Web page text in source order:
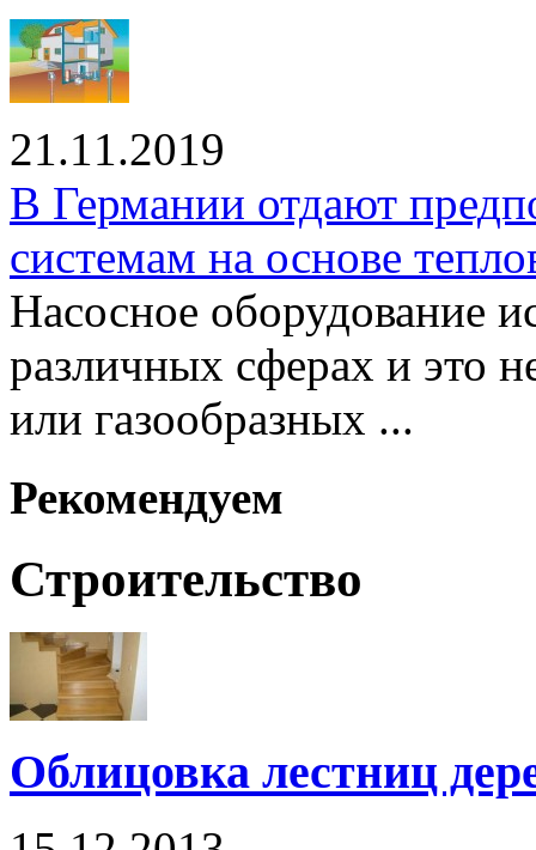
21.11.2019
В Германии отдают
системам на основе
Насосное оборудование
различных сферах и это
или газообразных ...
Рекомендуем
Строительство
Облицовка лестниц